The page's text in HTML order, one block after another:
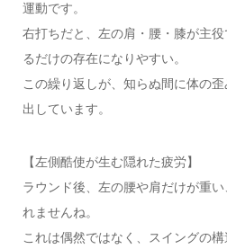
運動です。
右打ちだと、左の肩・腰・膝が主
るだけの存在になりやすい。
この繰り返しが、知らぬ間に体の
出しています。
【左側酷使が生む隠れた疲労】
ラウンド後、左の腰や肩だけが重
れませんね。
これは偶然ではなく、スイングの構